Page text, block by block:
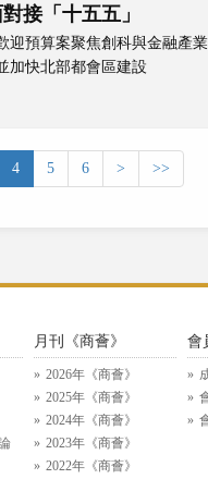
接「十五五」
迎預算案聚焦創科與金融產
加快北部都會區建設
4 5 6 > >>
月刊《商薈》
2026年《商薈》
2025年《商薈》
2024年《商薈》
2023年《商薈》
2022年《商薈》
會